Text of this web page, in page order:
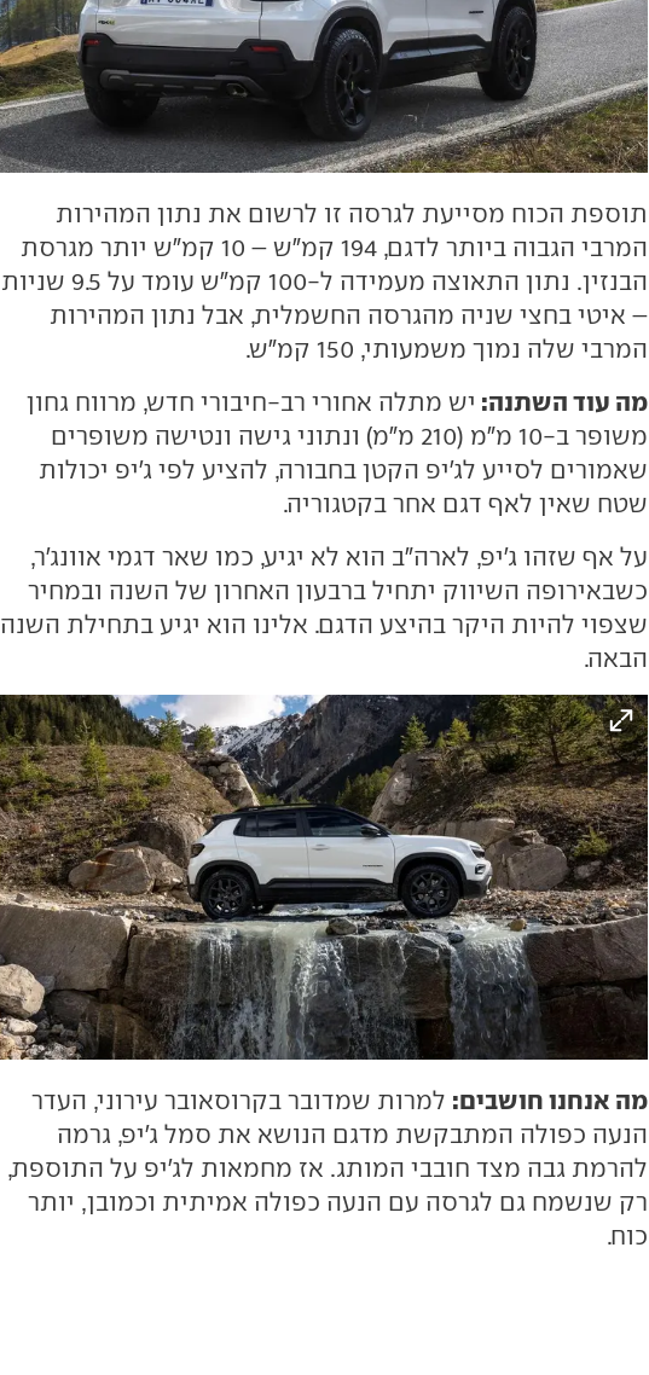
תוספת הכוח מסייעת לגרסה זו לרשום את נתון המהירות
המרבי הגבוה ביותר לדגם, 194 קמ"ש – 10 קמ"ש יותר מגרסת
הבנזין. נתון התאוצה מעמידה ל-100 קמ"ש עומד על 9.5 שניות
– איטי בחצי שניה מהגרסה החשמלית, אבל נתון המהירות
המרבי שלה נמוך משמעותי, 150 קמ"ש.
מה עוד השתנה: יש מתלה אחורי רב-חיבורי חדש, מרווח גחון
משופר ב-10 מ"מ (210 מ"מ) ונתוני גישה ונטישה משופרים
שאמורים לסייע לג'יפ הקטן בחבורה, להציע לפי ג'יפ יכולות
שטח שאין לאף דגם אחר בקטגוריה.
על אף שזהו ג'יפ, לארה"ב הוא לא יגיע, כמו שאר דגמי אוונג'ר,
כשבאירופה השיווק יתחיל ברבעון האחרון של השנה ובמחיר
שצפוי להיות היקר בהיצע הדגם. אלינו הוא יגיע בתחילת השנה
הבאה.
מה אנחנו חושבים: למרות שמדובר בקרוסאובר עירוני, העדר
הנעה כפולה המתבקשת מדגם הנושא את סמל ג'יפ, גרמה
להרמת גבה מצד חובבי המותג. אז מחמאות לג'יפ על התוספת,
רק שנשמח גם לגרסה עם הנעה כפולה אמיתית וכמובן, יותר
כוח.